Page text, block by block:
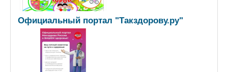
Официальный портал "Такздорову.ру"